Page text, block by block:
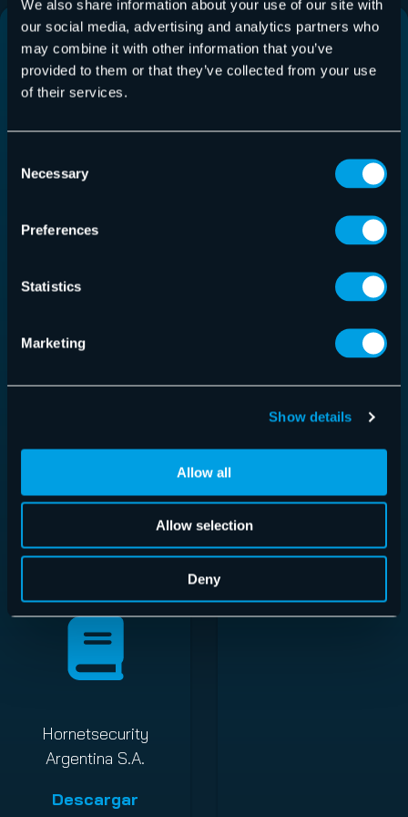
We also share information about your use of our site with
our social media, advertising and analytics partners who
may combine it with other information that you’ve
provided to them or that they’ve collected from your use
of their services.
Selection
Necessary
Preferences
Statistics
Marketing
Show details
Allow all
Allow selection
Deny
Español
GmbH
Descargar
SL
Hornetsecurity
Argentina S.A.
Descargar
Francés
Hornetsecurity
GmbH
Descargar
Canada Inc.